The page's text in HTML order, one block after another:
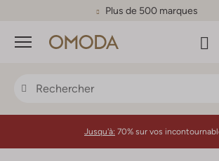
Plus de 500 marques
Menu
Jusqu'à: 70% sur vos